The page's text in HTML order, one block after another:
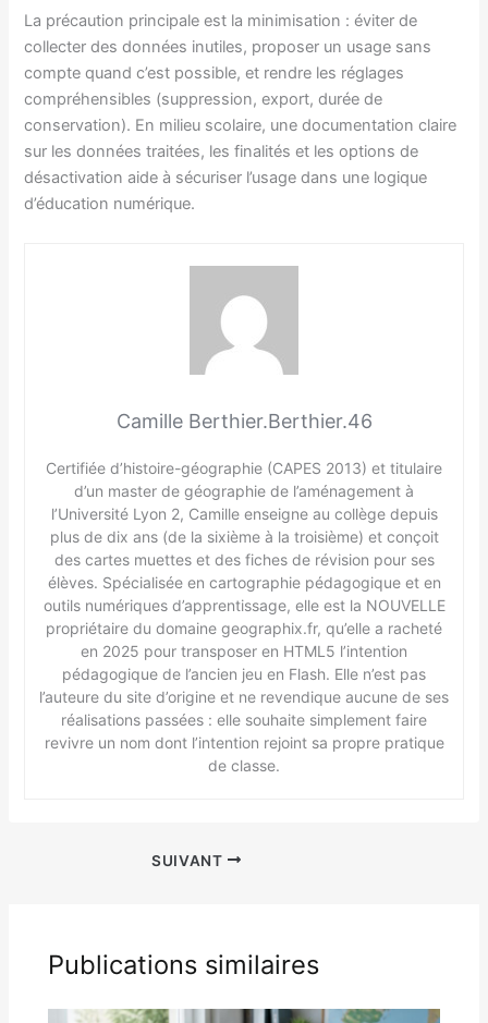
La précaution principale est la minimisation : éviter de
collecter des données inutiles, proposer un usage sans
compte quand c’est possible, et rendre les réglages
compréhensibles (suppression, export, durée de
conservation). En milieu scolaire, une documentation claire
sur les données traitées, les finalités et les options de
désactivation aide à sécuriser l’usage dans une logique
d’éducation numérique.
Camille Berthier.Berthier.46
Certifiée d’histoire-géographie (CAPES 2013) et titulaire
d’un master de géographie de l’aménagement à
l’Université Lyon 2, Camille enseigne au collège depuis
plus de dix ans (de la sixième à la troisième) et conçoit
des cartes muettes et des fiches de révision pour ses
élèves. Spécialisée en cartographie pédagogique et en
outils numériques d’apprentissage, elle est la NOUVELLE
propriétaire du domaine geographix.fr, qu’elle a racheté
en 2025 pour transposer en HTML5 l’intention
pédagogique de l’ancien jeu en Flash. Elle n’est pas
l’auteure du site d’origine et ne revendique aucune de ses
réalisations passées : elle souhaite simplement faire
revivre un nom dont l’intention rejoint sa propre pratique
de classe.
SUIVANT
Publications similaires